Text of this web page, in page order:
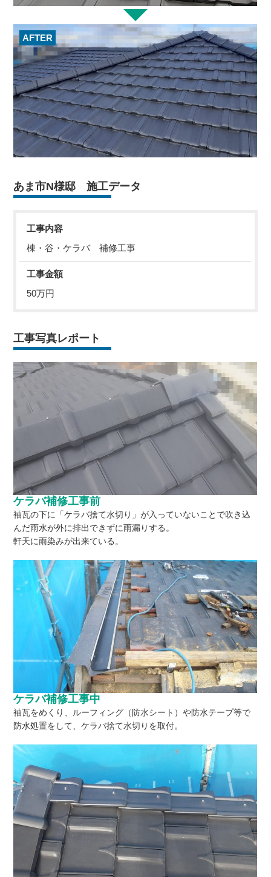
AFTER
あま市N様邸 施工データ
工事内容
棟・谷・ケラバ 補修工事
工事金額
50万円
工事写真レポート
ケラバ補修工事前
袖瓦の下に「ケラバ捨て水切り」が入っていないことで吹き込
んだ雨水が外に排出できずに雨漏りする。
軒天に雨染みが出来ている。
ケラバ補修工事中
袖瓦をめくり、ルーフィング（防水シート）や防水テープ等で
防水処置をして、ケラバ捨て水切りを取付。